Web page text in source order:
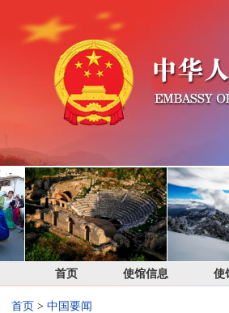
首页 使馆信息 使
首页 > 中国要闻